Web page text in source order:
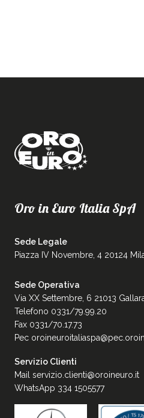
Oro in Euro Italia SpA
Sede Legale
Piazza IV Novembre, 4 20124
Sede Operativa
Via XX Settembre, 6 21013
Telefono 0331/79.99.20
Fax 0331/70.17.73
Pec
Servizio Clienti
Mail servizio.clienti@oroineuro.it
WhatsApp 334 1505577